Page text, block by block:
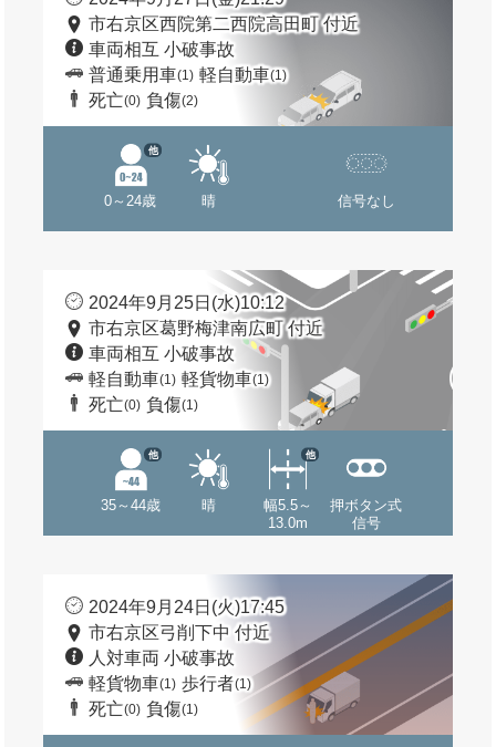
市右京区西院第二西院高田町 付近
車両相互 小破事故
普通乗用車(1) 軽自動車(1)
死亡(0) 負傷(2)
0～24歳
他
晴 信号なし
2024年9月25日(水)10:12
市右京区葛野梅津南広町 付近
車両相互 小破事故
軽自動車(1) 軽貨物車(1)
死亡(0) 負傷(1)
35～44歳
他
晴
幅5.5～
13.0m
他
押ボタン式
信号
2024年9月24日(火)17:45
市右京区弓削下中 付近
人対車両 小破事故
軽貨物車(1) 歩行者(1)
死亡(0) 負傷(1)